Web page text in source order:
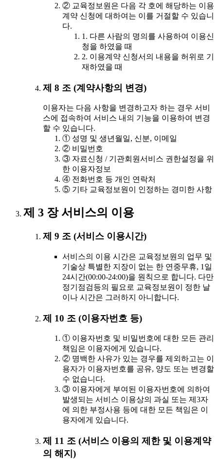
② 교육정보원은 다음 각 호에 해당하는 이용
계약 신청에 대하여는 이를 거절할 수 있습니
다.
1. 다른 사람의 명의를 사용하여 이용신
청을 하였을 때
2. 이용계약 신청서의 내용을 허위로 기
재하였을 때
제 8 조 (계약사항의 변경)
이용자는 다음 사항을 변경하고자 하는 경우 서비
스에 접속하여 서비스 내의 기능을 이용하여 변경
할 수 있습니다.
① 성명 및 생년월일, 신분, 이메일
② 비밀번호
③ 자료신청 / 기관회원서비스 권한설정을 위
한 이용자정보
④ 전화번호 등 개인 연락처
⑤ 기타 교육정보원이 인정하는 경미한 사항
제 3 장 서비스의 이용
제 9 조 (서비스 이용시간)
서비스의 이용 시간은 교육정보원의 업무 및
기술상 특별한 지장이 없는 한 연중무휴, 1일
24시간(00:00-24:00)을 원칙으로 합니다. 다만
정기점검등의 필요로 교육정보원이 정한 날
이나 시간은 그러하지 아니합니다.
제 10 조 (이용자번호 등)
① 이용자번호 및 비밀번호에 대한 모든 관리
책임은 이용자에게 있습니다.
② 명백한 사유가 있는 경우를 제외하고는 이
용자가 이용자번호를 공유, 양도 또는 변경할
수 없습니다.
③ 이용자에게 부여된 이용자번호에 의하여
발생되는 서비스 이용상의 과실 또는 제3자
에 의한 부정사용 등에 대한 모든 책임은 이
용자에게 있습니다.
제 11 조 (서비스 이용의 제한 및 이용계약
의 해지)